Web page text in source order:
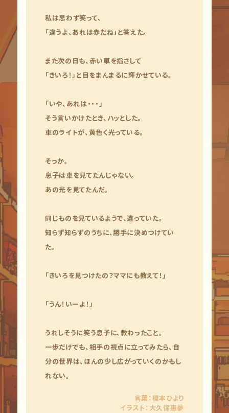
私は思わず笑って、
「違うよ、あれは赤だね」と答えた。
また次の日も、赤い車を指さして
「きいろ！」と目をまんまるに輝かせている。
「いや、あれは・・・」
そう言いかけたとき、ハッとした。
車のライトが、黄色く光っている。
そっか。
息子は車を見てたんじゃない。
あの光を見てたんだ。
同じものを見ているようで、違っていた。
知らず知らずのうちに、勝手に決めつけてい
た。
「きいろを見つけたの？ママにも教えて！」
「うん！いーよ！」
うれしそうに笑う息子に、教わったこと。
一歩だけでも、相手の視点に立ってみたら、自
分の世界は、ほんの少し広がっていくのかもし
れない。
言葉：榎本ひより
イラスト：大久保惠夢